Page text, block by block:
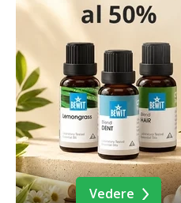
Vedere